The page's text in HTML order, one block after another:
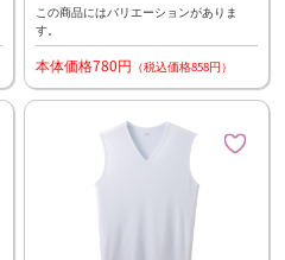
この商品にはバリエーションがありま
す。
本体価格780円 （税込価格858円）